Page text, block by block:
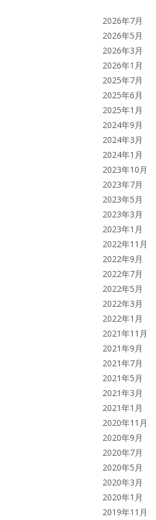
2026年7月
2026年5月
2026年3月
2026年1月
2025年7月
2025年6月
2025年1月
2024年9月
2024年3月
2024年1月
2023年10月
2023年7月
2023年5月
2023年3月
2023年1月
2022年11月
2022年9月
2022年7月
2022年5月
2022年3月
2022年1月
2021年11月
2021年9月
2021年7月
2021年5月
2021年3月
2021年1月
2020年11月
2020年9月
2020年7月
2020年5月
2020年3月
2020年1月
2019年11月